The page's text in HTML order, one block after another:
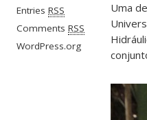
EntriesRSS
CommentsRSS
WordPress.org
Uma